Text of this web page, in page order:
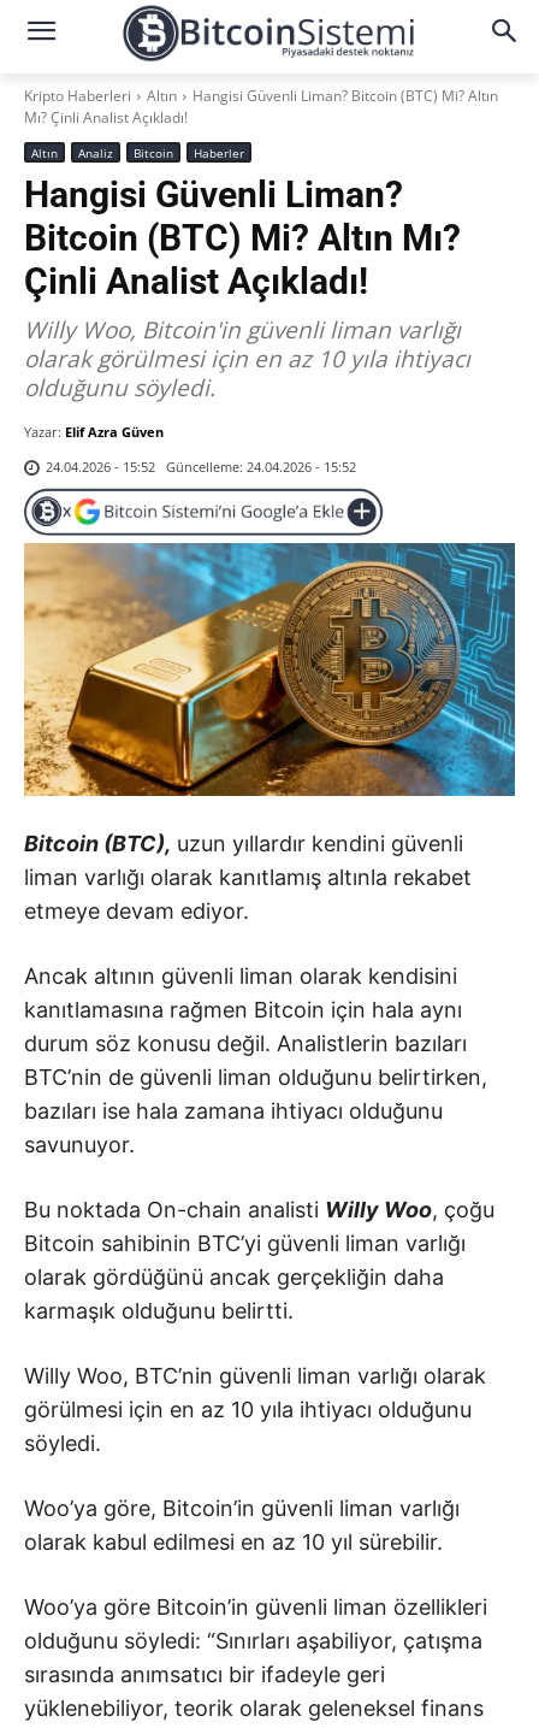
Kripto Haberleri Altın
Hangisi Güvenli Liman? Bitcoin (BTC) Mi? Altın
Mı? Çinli Analist Açıkladı!
Altın Analiz Bitcoin Haberler
Hangisi Güvenli Liman?
Bitcoin (BTC) Mi? Altın Mı?
Çinli Analist Açıkladı!
Willy Woo, Bitcoin'in güvenli liman varlığı
olarak görülmesi için en az 10 yıla ihtiyacı
olduğunu söyledi.
Yazar: Elif Azra Güven
24.04.2026 - 15:52 Güncelleme: 24.04.2026 - 15:52
Bitcoin (BTC), uzun yıllardır kendini güvenli
liman varlığı olarak kanıtlamış altınla rekabet
etmeye devam ediyor.
Ancak altının güvenli liman olarak kendisini
kanıtlamasına rağmen Bitcoin için hala aynı
durum söz konusu değil. Analistlerin bazıları
BTC’nin de güvenli liman olduğunu belirtirken,
bazıları ise hala zamana ihtiyacı olduğunu
savunuyor.
Bu noktada On-chain analisti Willy Woo, çoğu
Bitcoin sahibinin BTC’yi güvenli liman varlığı
olarak gördüğünü ancak gerçekliğin daha
karmaşık olduğunu belirtti.
Willy Woo, BTC’nin güvenli liman varlığı olarak
görülmesi için en az 10 yıla ihtiyacı olduğunu
söyledi.
Woo’ya göre, Bitcoin’in güvenli liman varlığı
olarak kabul edilmesi en az 10 yıl sürebilir.
Woo’ya göre Bitcoin’in güvenli liman özellikleri
olduğunu söyledi: “Sınırları aşabiliyor, çatışma
sırasında anımsatıcı bir ifadeyle geri
yüklenebiliyor, teorik olarak geleneksel finans